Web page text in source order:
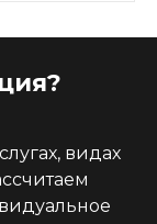
видах